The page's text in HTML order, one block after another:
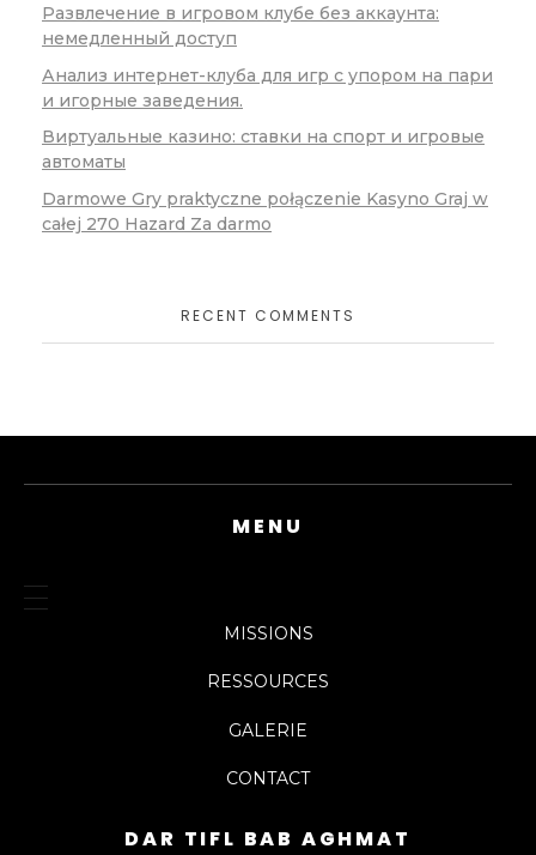
Развлечение в игровом клубе без аккаунта:
немедленный доступ
Анализ интернет-клуба для игр с упором на пари
и игорные заведения.
Виртуальные казино: ставки на спорт и игровые
автоматы
Darmowe Gry praktyczne połączenie Kasyno Graj w
całej 270 Hazard Za darmo
RECENT COMMENTS
MENU
MISSIONS
RESSOURCES
GALERIE
CONTACT
DAR TIFL BAB AGHMAT